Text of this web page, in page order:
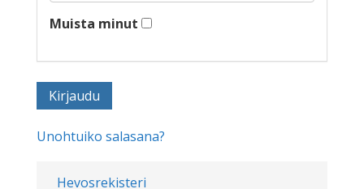
Hevosrekisteri
Muista minut
Unohtuiko salasana?